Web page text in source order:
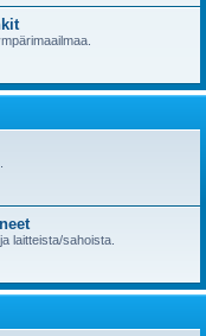
laitteista/sahoista.